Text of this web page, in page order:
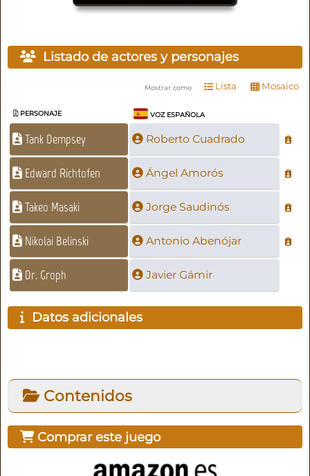
Listado de actores y personajes
Mostrar como Lista Mosaico
PERSONAJE VOZ ESPAÑOLA
Tank Dempsey Roberto Cuadrado
Edward Richtofen Ángel Amorós
Takeo Masaki Jorge Saudinós
Nikolai Belinski Antonio Abenójar
Dr. Groph Javier Gámir
Datos adicionales
Contenidos
Comprar este juego